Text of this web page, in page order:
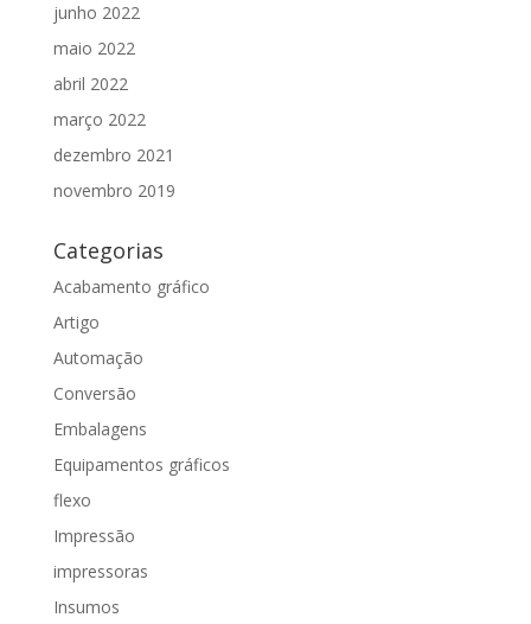
junho 2022
maio 2022
abril 2022
março 2022
dezembro 2021
novembro 2019
Categorias
Acabamento gráfico
Artigo
Automação
Conversão
Embalagens
Equipamentos gráficos
flexo
Impressão
impressoras
Insumos